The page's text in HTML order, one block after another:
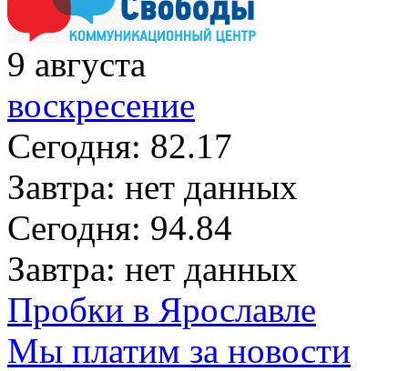
9 августа
воскресение
Сегодня: 82.17
Завтра: нет данных
Сегодня: 94.84
Завтра: нет данных
Пробки в Ярославле
Мы платим за новости